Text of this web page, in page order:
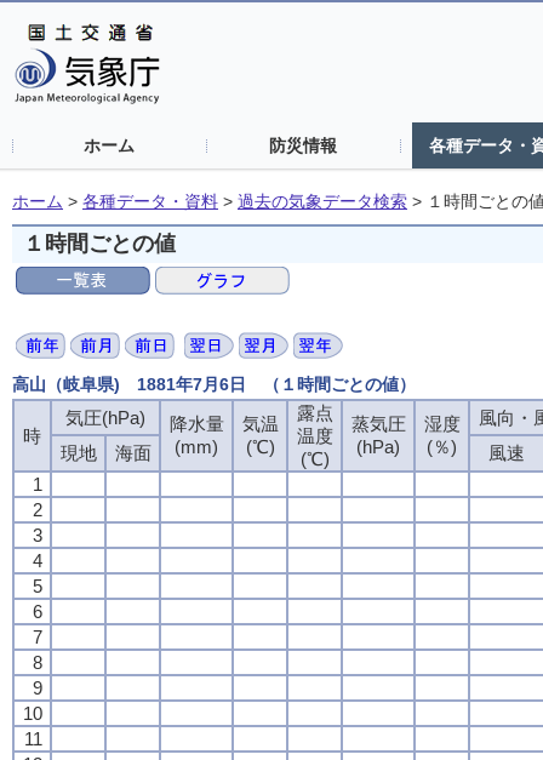
ホーム 防災情報 各種データ・
ホーム > 各種データ・資料 > 過去の気象データ検索 > １時間ごとの
１時間ごとの値
高山（岐阜県) 1881年7月6日 （１時間ごとの値）
時
気圧(hPa)
降水量
(mm)
気温
(℃)
露点
温度
(℃)
蒸気圧
(hPa)
湿度
(％)
風向・
現地
海面
風速
1
2
3
4
5
6
7
8
9
10
11